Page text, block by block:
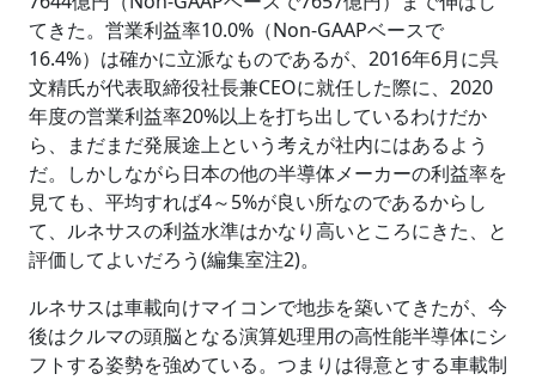
てきた。営業利益率10.0%（Non-GAAPベースで
16.4%）は確かに立派なものであるが、2016年6月に呉
文精氏が代表取締役社長兼CEOに就任した際に、2020
年度の営業利益率20%以上を打ち出しているわけだか
ら、まだまだ発展途上という考えが社内にはあるよう
だ。しかしながら日本の他の半導体メーカーの利益率を
見ても、平均すれば4～5%が良い所なのであるからし
て、ルネサスの利益水準はかなり高いところにきた、と
評価してよいだろう(編集室注2)。
ルネサスは車載向けマイコンで地歩を築いてきたが、今
後はクルマの頭脳となる演算処理用の高性能半導体にシ
フトする姿勢を強めている。つまりは得意とする車載制